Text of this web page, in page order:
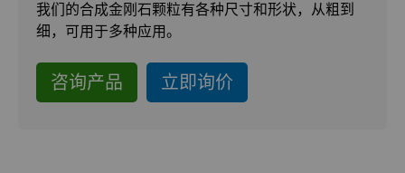
拉伸模具解决方案
缩颈模具解决方案
高性能硬质合金棒料
专用硬质合金棒料
硬质合金轧辊
硬质合金辊环
Custom Cutting Tools
我们的合成金刚石颗粒有各种尺寸和形状，从粗到
细，可用于多种应用。
咨询产品 立即询价